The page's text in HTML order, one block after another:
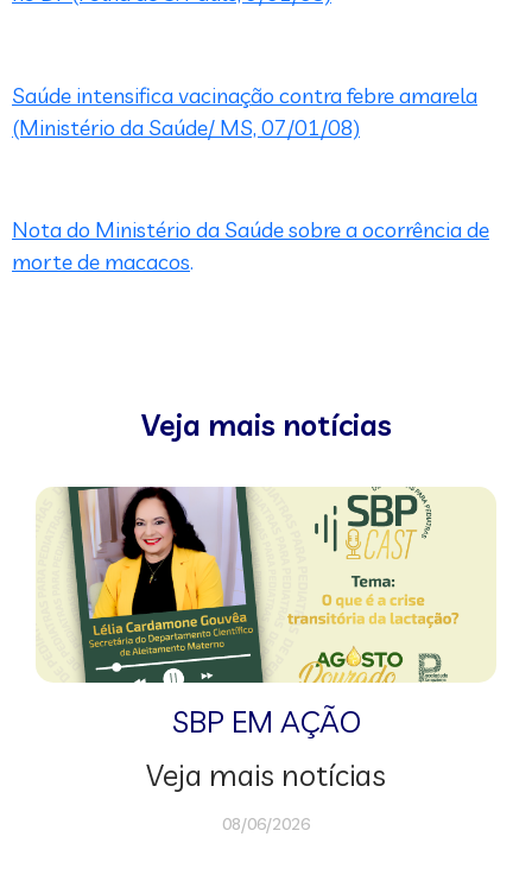
Saúde intensifica vacinação contra febre amarela
(Ministério da Saúde/ MS, 07/01/08)
Nota do Ministério da Saúde sobre a ocorrência de
morte de macacos.
Veja mais notícias
SBP EM AÇÃO
Veja mais notícias
08/06/2026